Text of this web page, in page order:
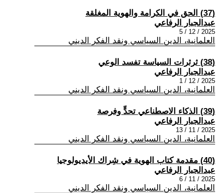
(37) الحق في الكرامة والهوية المغلقة
عبدالجبار الرفاعي
2025 / 12 / 5
العلمانية، الدين السياسي ونقد الفكر الديني
(38) ثرثرات السياسة تفسد الوعي
عبدالجبار الرفاعي
2025 / 12 / 1
العلمانية، الدين السياسي ونقد الفكر الديني
(39) الذكاء الاصطناعي تحدٍّ وفرصة
عبدالجبار الرفاعي
2025 / 11 / 13
العلمانية، الدين السياسي ونقد الفكر الديني
(40) مقدمة كتاب الهوية في شِراك الأيديولوجيا
عبدالجبار الرفاعي
2025 / 11 / 6
العلمانية، الدين السياسي ونقد الفكر الديني